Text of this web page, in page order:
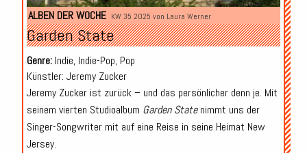
ALBEN DER WOCHE KW 35 2025 von Laura Werner
Garden State
Genre:Indie, Indie-Pop, Pop
Künstler: Jeremy Zucker
Jeremy Zucker ist zurück – und das persönlicher denn je. Mit
seinem vierten Studioalbum Garden Statenimmt uns der
Singer-Songwriter mit auf eine Reise in seine Heimat New
Jersey.